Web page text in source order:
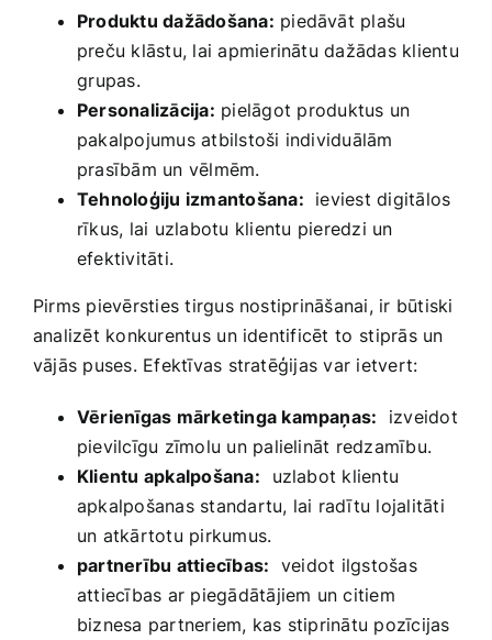
Produktu​ dažādošana: piedāvāt plašu
preču klāstu, lai‍ apmierinātu‌ dažādas klientu
⁤grupas.
Personalizācija: pielāgot⁣ produktus ⁣un
pakalpojumus atbilstoši individuālām
prasībām un vēlmēm.
Tehnoloģiju izmantošana: ‌ ieviest digitālos
rīkus, lai uzlabotu klientu ⁣pieredzi un
efektivitāti.
Pirms ‌pievērsties tirgus nostiprināšanai,​ ir būtiski ​
analizēt konkurentus⁢ un‌ identificēt⁤ to ⁤stiprās un
vājās ‍puses. Efektīvas stratēģijas var ietvert:
Vērienīgas mārketinga kampaņas: ‌ izveidot
pievilcīgu‍ zīmolu un palielināt redzamību.
Klientu apkalpošana: ⁤ uzlabot klientu⁣
apkalpošanas standartu, ‌lai radītu lojalitāti
un atkārtotu ​pirkumus.
partnerību ​attiecības: ⁣ veidot ilgstošas
attiecības ‍ar piegādātājiem un citiem‌
biznesa partneriem, kas stiprinātu pozīcijas